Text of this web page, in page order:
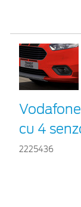
cu 4
2225436